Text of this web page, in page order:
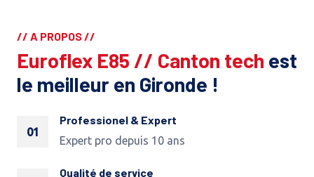
// A PROPOS //
Euroflex E85 // Canton tech est
le meilleur en Gironde !
01
Professionel & Expert
Expert pro depuis 10 ans
Qualité de service